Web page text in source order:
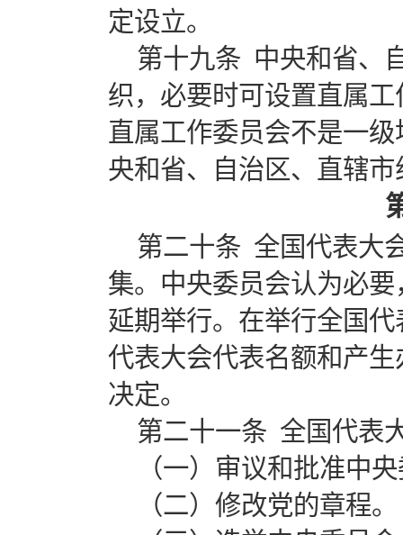
定设立。
第十九条 中央和省、
织，必要时可设置直属
直属工作委员会不是一
央和省、自治区、直辖
第二十条 全国代表大
集。中央委员会认为必
延期举行。在举行全国
代表大会代表名额和产
决定。
第二十一条 全国代表
（一）审议和批准中
（二）修改党的章程。